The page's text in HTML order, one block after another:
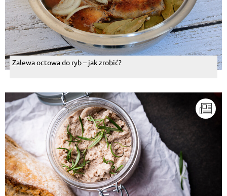
Odpowiedz
Magdalena Barthel, 17.11.2015
Zjadlabym...
Odpowiedz
Właśnie dziś mieliśmy taki obiad mniam mniam :)
Odpowiedz
Dee Gorszewski, 17.11.2015
Hum, mam mielone I kalafiora tez mam. Dobry
pomysl.
Odpowiedz
Rufin Orłowski, 17.11.2015
Zalewa octowa do ryb – jak zrobić?